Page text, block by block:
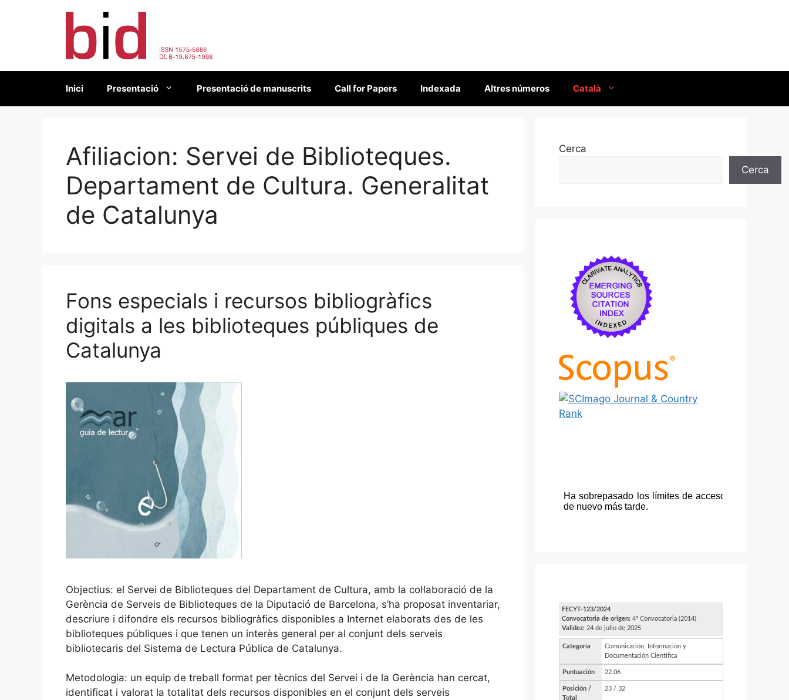
Inici Presentació Presentació de manuscrits Call for Papers Indexada Altres números Català
Afiliacion: Servei de Biblioteques.
Departament de Cultura. Generalitat
de Catalunya
Fons especials i recursos bibliogràfics
digitals a les biblioteques públiques de
Catalunya
Objectius: el Servei de Biblioteques del Departament de Cultura, amb la col·laboració de la
Gerència de Serveis de Biblioteques de la Diputació de Barcelona, s’ha proposat inventariar,
descriure i difondre els recursos bibliogràfics disponibles a Internet elaborats des de les
biblioteques públiques i que tenen un interès general per al conjunt dels serveis
bibliotecaris del Sistema de Lectura Pública de Catalunya.
Metodologia: un equip de treball format per tècnics del Servei i de la Gerència han cercat,
identificat i valorat la totalitat dels recursos disponibles en el conjunt dels serveis
Cerca
Cerca